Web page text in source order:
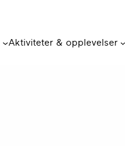
Aktiviteter & opplevelser